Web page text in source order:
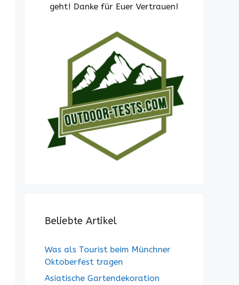
geht! Danke für Euer Vertrauen!
Beliebte Artikel
Was als Tourist beim Münchner
Oktoberfest tragen
Asiatische Gartendekoration